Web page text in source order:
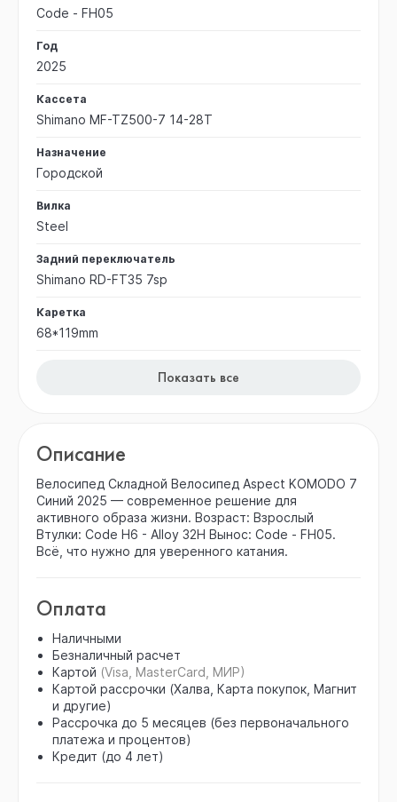
Code - FH05
Год
2025
Кассета
Shimano MF-TZ500-7 14-28T
Назначение
Городской
Вилка
Steel
Задний переключатель
Shimano RD-FT35 7sp
Каретка
68*119mm
Показать все
Описание
Велосипед Складной Велосипед Aspect KOMODO 7
Синий 2025 — современное решение для
активного образа жизни. Возраст: Взрослый
Втулки: Code H6 - Alloy 32H Вынос: Code - FH05.
Всё, что нужно для уверенного катания.
Оплата
Наличными
Безналичный расчет
Картой (Visa, MasterCard, МИР)
Картой рассрочки (Халва, Карта покупок, Магнит
и другие)
Рассрочка до 5 месяцев (без первоначального
платежа и процентов)
Кредит (до 4 лет)